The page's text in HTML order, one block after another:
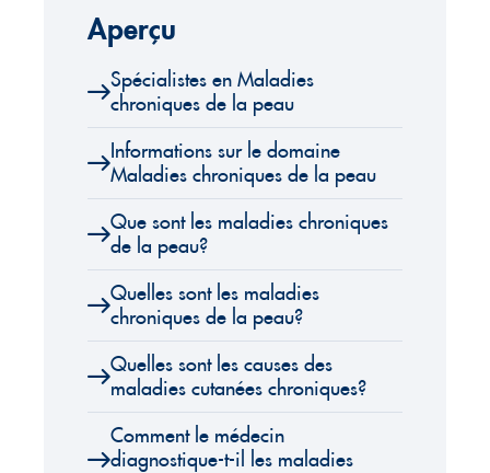
Aperçu
Spécialistes en Maladies
chroniques de la peau
Informations sur le domaine
Maladies chroniques de la peau
Que sont les maladies chroniques
de la peau?
Quelles sont les maladies
chroniques de la peau?
Quelles sont les causes des
maladies cutanées chroniques?
Comment le médecin
diagnostique-t-il les maladies